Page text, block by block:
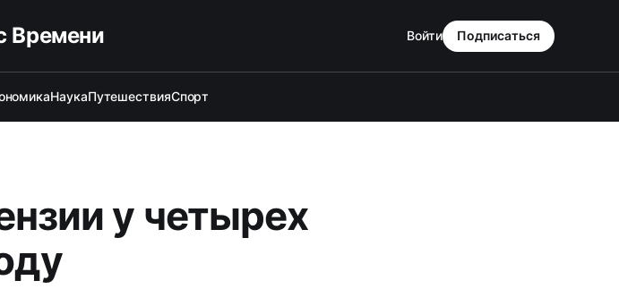
Времени
НаукаПутешествияСпорт
Войти Подписаться
у четырех